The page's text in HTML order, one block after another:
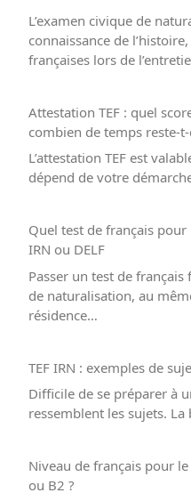
L’examen civique de
connaissance de
françaises lors de
Attestation TEF : quel
combien de temps reste-
L’attestation TEF est
dépend de votre
Quel test de français pour
IRN ou DELF
Passer un test de
de naturalisation, au
résidence…
TEF IRN : exemples de
Difficile de se préparer à
ressemblent les sujets.
Niveau de français pour
ou B2 ?